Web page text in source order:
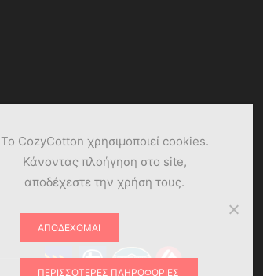
Το CozyCotton χρησιμοποιεί cookies.
Κάνοντας πλοήγηση στο site,
αποδέχεστε την χρήση τους.
ΑΠΟΔΈΧΟΜΑΙ
ΠΕΡΙΣΣΌΤΕΡΕΣ ΠΛΗΡΟΦΟΡΊΕΣ